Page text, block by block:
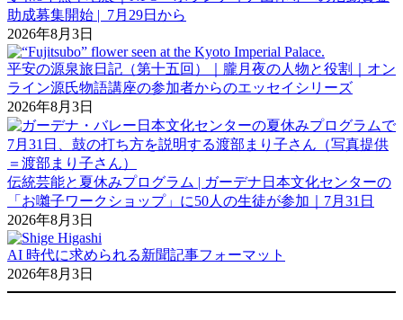
助成募集開始 | 7月29日から
2026年8月3日
平安の源泉旅日記（第十五回）｜朧月夜の人物と役割｜オン
ライン源氏物語講座の参加者からのエッセイシリーズ
2026年8月3日
伝統芸能と夏休みプログラム | ガーデナ日本文化センターの
「お囃子ワークショップ」に50人の生徒が参加｜7月31日
2026年8月3日
AI 時代に求められる新聞記事フォーマット
2026年8月3日